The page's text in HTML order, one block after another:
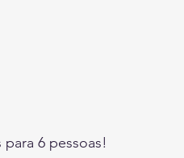
6 pessoas!